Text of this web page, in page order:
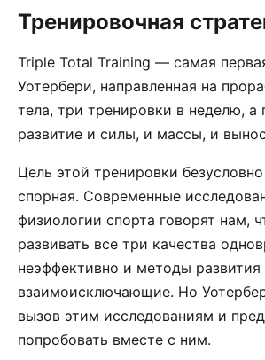
Тренировочная
Triple Total Training — самая
Уотербери, направленная на
тела, три тренировки в неделю, а
развитие и силы, и массы, и
Цель этой тренировки безусловно
спорная. Современные
физиологии спорта говорят нам,
развивать все три качества
неэффективно и методы развития
взаимоисключающие. Но
вызов этим исследованиям и
попробовать вместе с ним.